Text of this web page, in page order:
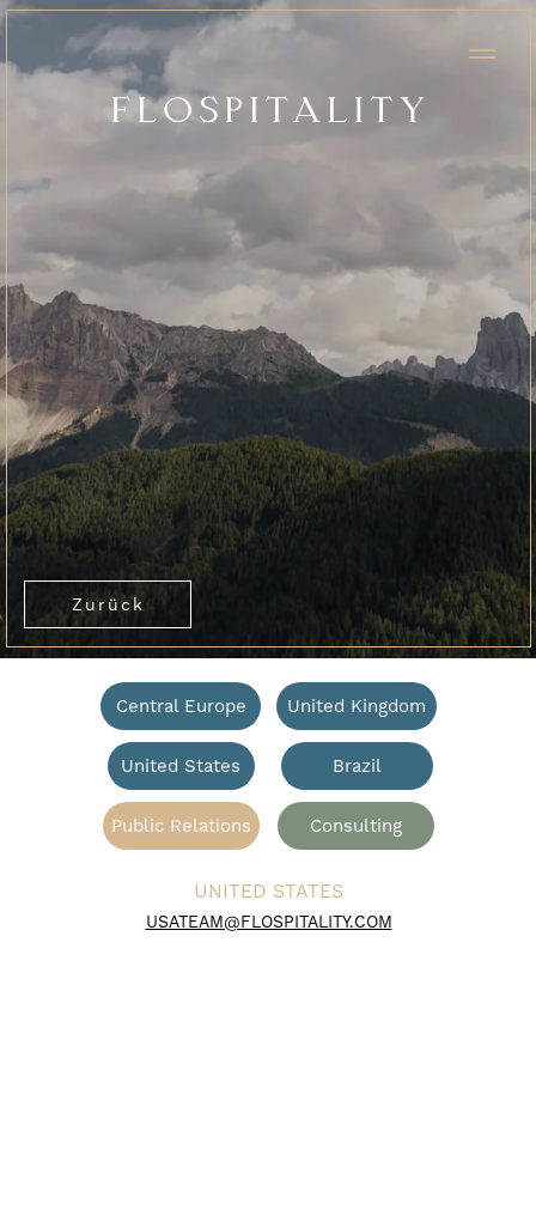
Zurück
USATEAM@FLOSPITALITY.COM
UNITED STATES
Brazil
Consulting
Public Relations
Central Europe United Kingdom
United States